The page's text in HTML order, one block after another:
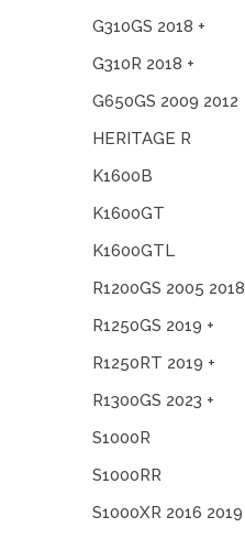
G310GS 2018 +
G310R 2018 +
G650GS 2009 2012
HERITAGE R
K1600B
K1600GT
K1600GTL
R1200GS 2005 2018
R1250GS 2019 +
R1250RT 2019 +
R1300GS 2023 +
S1000R
S1000RR
S1000XR 2016 2019